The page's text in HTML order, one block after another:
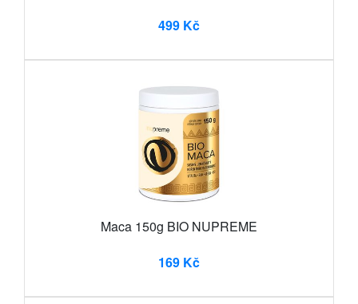
499 Kč
Maca 150g BIO NUPREME
169 Kč